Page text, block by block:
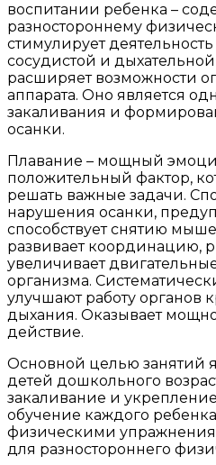
воспитании ребенка –
разностороннему
стимулирует
сосудистой и
расширяет возможности
аппарата. Оно является
закаливания и
осанки.
Плавание – мощный
положительный фактор,
решать важные задачи.
нарушения осанки,
способствует снятию
развивает координацию,
увеличивает
организма.
улучшают работу органов
дыхания. Оказывает
действие.
Основной целью занятий
детей дошкольного
закаливание и
обучение каждого
физическими
для разностороннего